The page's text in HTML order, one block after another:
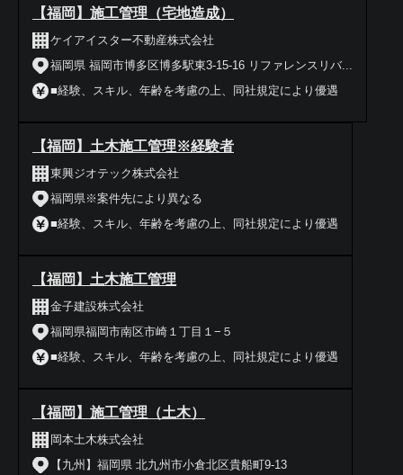
【福岡】施工管理（宅地造成）
ケイアイスター不動産株式会社
福岡県 福岡市博多区博多駅東3-15-16 リファレンスリバ...
■経験、スキル、年齢を考慮の上、同社規定により優遇
【福岡】土木施工管理※経験者
東興ジオテック株式会社
福岡県※案件先により異なる
■経験、スキル、年齢を考慮の上、同社規定により優遇
【福岡】土木施工管理
金子建設株式会社
福岡県福岡市南区市崎１丁目１−５
■経験、スキル、年齢を考慮の上、同社規定により優遇
【福岡】施工管理（土木）
岡本土木株式会社
【九州】福岡県 北九州市小倉北区貴船町9-13